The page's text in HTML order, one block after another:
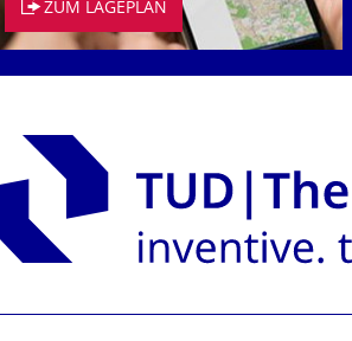
ZUM LAGEPLAN